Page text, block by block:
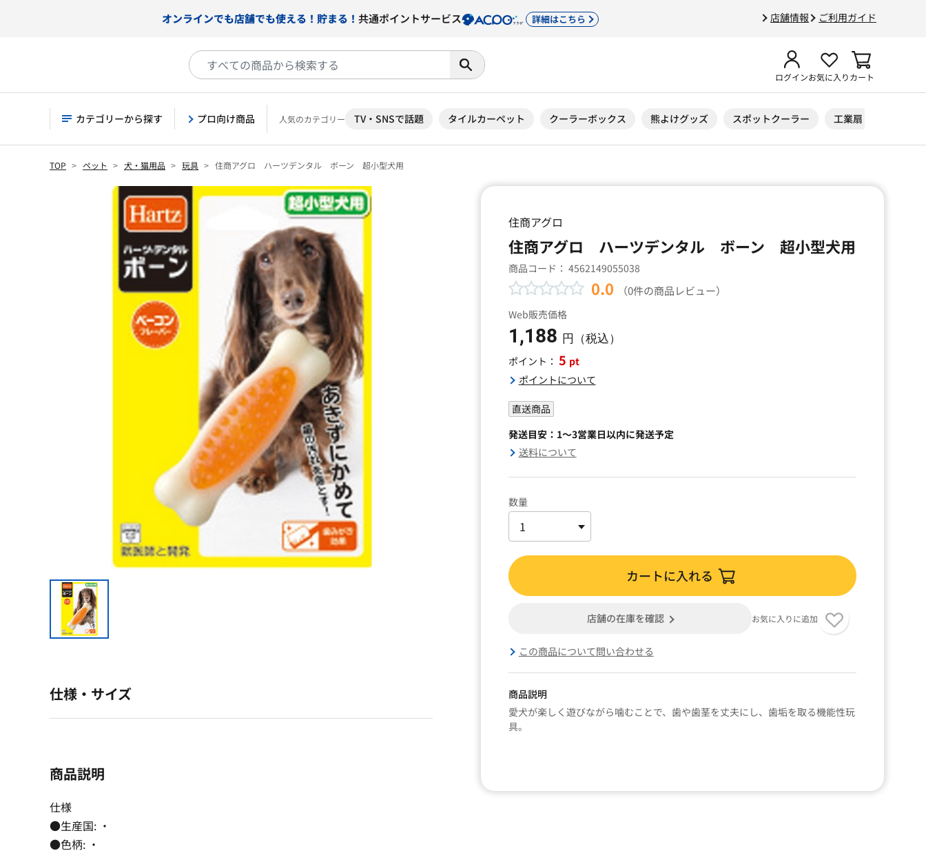
店舗情報 ご利用ガイド
オンラインでも店舗でも使える！貯まる！ 共通ポイントサービス 詳細はこちら
ログインお気に入りカート
カテゴリーから探す プロ向け商品 人気のカテゴリー TV・SNSで話題 タイルカーペット クーラーボックス 熊よけグッズ スポットクーラー 工業扇
TOP ペット 犬・猫用品 玩具 住商アグロ ハーツデンタル ボーン 超小型犬用
住商アグロ
住商アグロ ハーツデンタル ボーン 超小型犬用
商品コード： 4562149055038
0.0 （0件の商品レビュー）
Web販売価格
1,188 円（税込）
ポイント： 5 pt
ポイントについて
直送商品
発送目安：1～3営業日以内に発送予定
送料について
数量
カートに入れる
店舗の在庫を確認 お気に入りに追加
この商品について問い合わせる
商品説明
愛犬が楽しく遊びながら噛むことで、歯や歯茎を丈夫にし、歯垢を取る機能性玩
具。
仕様・サイズ
商品説明
仕様
●生産国: ・
●色柄: ・